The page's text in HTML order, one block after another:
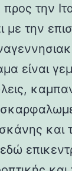
την
με την
είναι
και